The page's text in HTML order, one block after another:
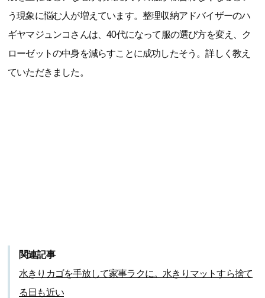
う現象に悩む人が増えています。整理収納アドバイザーのハ
ギヤマジュンコさんは、40代になって服の選び方を変え、ク
ローゼットの中身を減らすことに成功したそう。詳しく教え
ていただきました。
関連記事
水きりカゴを手放して家事ラクに。水きりマットすら捨て
る日も近い